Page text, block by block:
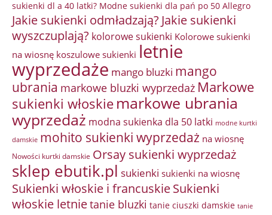
sukienki dl a 40 latki? Modne sukienki dla pań po 50 Allegro
Jakie sukienki odmładzają? Jakie sukienki
wyszczuplają? kolorowe sukienki Kolorowe sukienki
na wiosnę koszulowe sukienki letnie
wyprzedaże mango bluzki mango
ubrania markowe bluzki wyprzedaż Markowe
sukienki włoskie markowe ubrania
wyprzedaż modna sukienka dla 50 latki modne kurtki
damskie mohito sukienki wyprzedaż na wiosnę
Nowości kurtki damskie Orsay sukienki wyprzedaż
sklep ebutik.pl sukienki sukienki na wiosnę
Sukienki włoskie i francuskieSukienki
włoskie letnietanie bluzki tanie ciuszki damskie tanie